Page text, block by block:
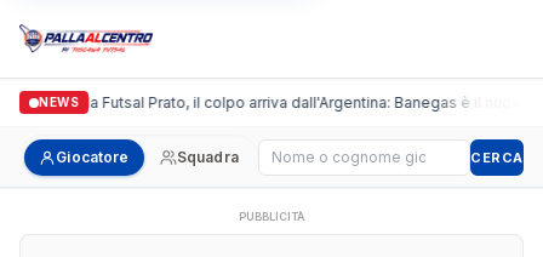
NEWS
Italgronda Futsal Prato, il colpo arriva dall'Argentina: Banegas è il nuovo
Giocatore Squadra Cerca giocatore CERCA
PUBBLICITÀ